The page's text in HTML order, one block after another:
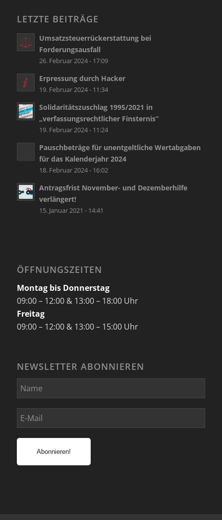
LETZTE BEITRÄGE
Umsatzsteuerrückerstattung bei
Forderungsausfall
26. Februar 2024 - 17:09
Erpressung durch Hacker
19. Februar 2024 - 11:34
Solidaritätszuschlag 1995/2021 in
„verfassungsrechtlicher Finsternis“
19. Februar 2024 - 11:24
Pauschbeträge für unentgeltliche Wertabgaben
für das Kalenderjahr 2024
18. Februar 2024 - 16:02
Antragsfrist November- und Dezemberhilfe
verlängert!
15. Januar 2021 - 14:41
ÖFFNUNGSZEITEN
Montag bis Donnerstag
09:00 – 12:00 & 13:00 – 18:00 Uhr
Freitag
09:00 – 12:00 & 13:00 – 15:00 Uhr
NEWSLETTER ABONNIEREN